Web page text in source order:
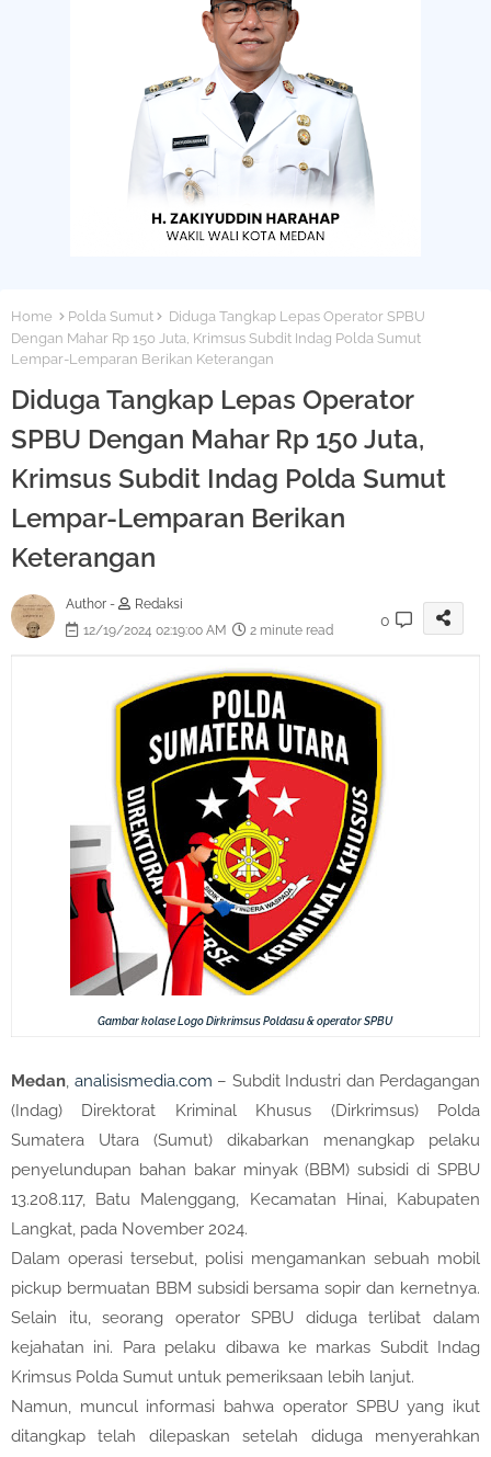
Home Polda Sumut
Diduga Tangkap Lepas Operator SPBU
Dengan Mahar Rp 150 Juta, Krimsus Subdit Indag Polda Sumut
Lempar-Lemparan Berikan Keterangan
Diduga Tangkap Lepas Operator
SPBU Dengan Mahar Rp 150 Juta,
Krimsus Subdit Indag Polda Sumut
Lempar-Lemparan Berikan
Keterangan
Author -
Redaksi
12/19/2024 02:19:00 AM
2 minute read
0
Gambar kolase Logo Dirkrimsus Poldasu & operator SPBU
Medan, analisismedia.com – Subdit Industri dan Perdagangan
(Indag) Direktorat Kriminal Khusus (Dirkrimsus) Polda
Sumatera Utara (Sumut) dikabarkan menangkap pelaku
penyelundupan bahan bakar minyak (BBM) subsidi di SPBU
13.208.117, Batu Malenggang, Kecamatan Hinai, Kabupaten
Langkat, pada November 2024.
Dalam operasi tersebut, polisi mengamankan sebuah mobil
pickup bermuatan BBM subsidi bersama sopir dan kernetnya.
Selain itu, seorang operator SPBU diduga terlibat dalam
kejahatan ini. Para pelaku dibawa ke markas Subdit Indag
Krimsus Polda Sumut untuk pemeriksaan lebih lanjut.
Namun, muncul informasi bahwa operator SPBU yang ikut
ditangkap telah dilepaskan setelah diduga menyerahkan